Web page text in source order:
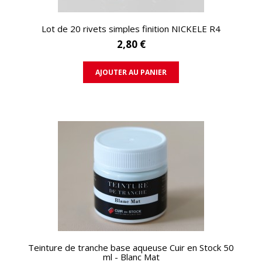
APERÇU RAPIDE
Lot de 20 rivets simples finition NICKELE R4
2,80 €
AJOUTER AU PANIER
APERÇU RAPIDE
Teinture de tranche base aqueuse Cuir en Stock 50
ml - Blanc Mat